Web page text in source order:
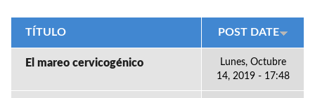
TÍTULO POST DATE
El mareo cervicogénico
Lunes, Octubre
14, 2019 - 17:48